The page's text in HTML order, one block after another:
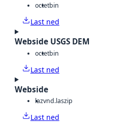
octetbin
Last ned
Webside USGS DEM
octetbin
Last ned
Webside
lazvnd.laszip
Last ned